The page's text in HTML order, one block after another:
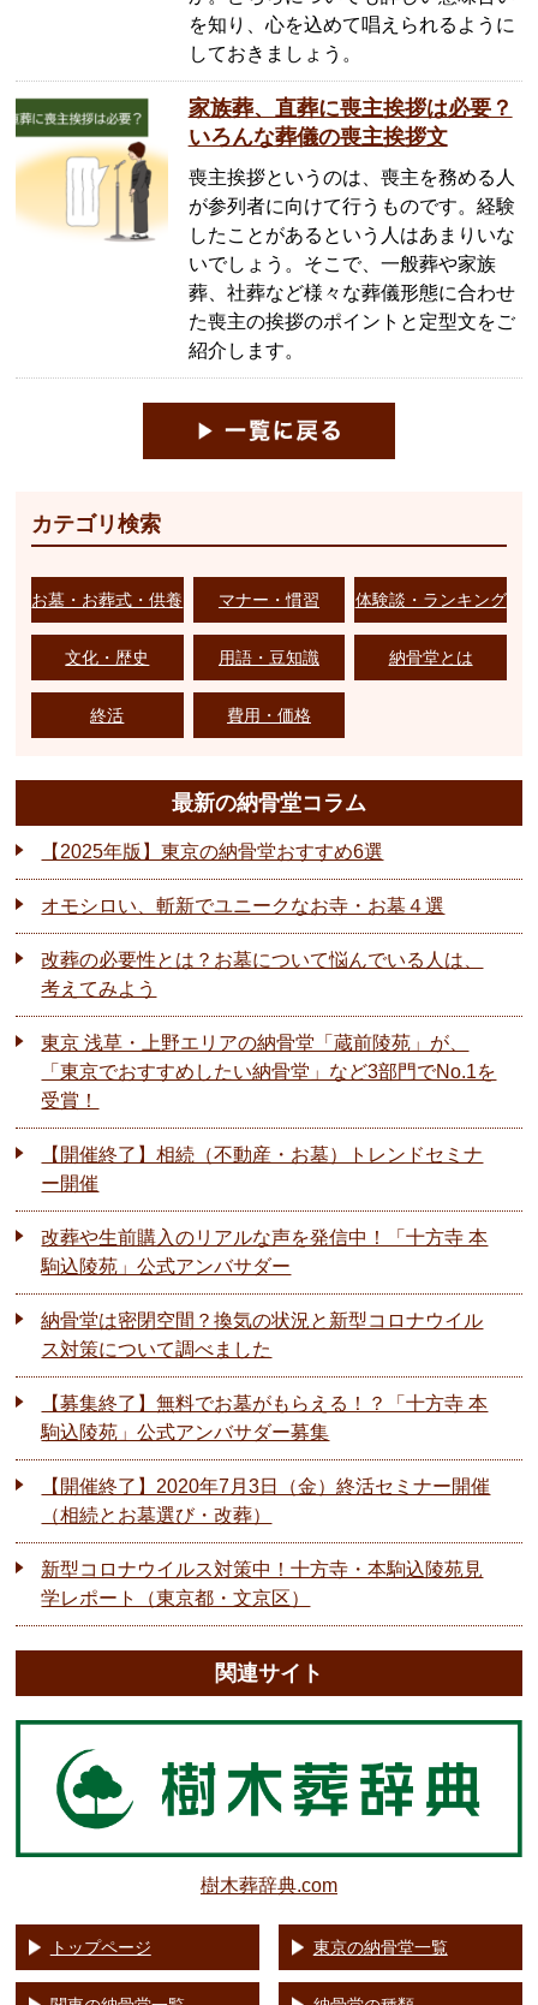
を知り、心を込めて唱えられるように
しておきましょう。
家族葬、直葬に喪主挨拶は必要？
いろんな葬儀の喪主挨拶文
喪主挨拶というのは、喪主を務める人
が参列者に向けて行うものです。経験
したことがあるという人はあまりいな
いでしょう。そこで、一般葬や家族
葬、社葬など様々な葬儀形態に合わせ
た喪主の挨拶のポイントと定型文をご
紹介します。
カテゴリ検索
お墓・お葬式・供養 マナー・慣習 体験談・ランキング
文化・歴史 用語・豆知識 納骨堂とは
終活 費用・価格
最新の納骨堂コラム
【2025年版】東京の納骨堂おすすめ6選
オモシロい、斬新でユニークなお寺・お墓４選
改葬の必要性とは？お墓について悩んでいる人は、
考えてみよう
東京 浅草・上野エリアの納骨堂「蔵前陵苑」が、
「東京でおすすめしたい納骨堂」など3部門でNo.1を
受賞！
【開催終了】相続（不動産・お墓）トレンドセミナ
ー開催
改葬や生前購入のリアルな声を発信中！「十方寺 本
駒込陵苑」公式アンバサダー
納骨堂は密閉空間？換気の状況と新型コロナウイル
ス対策について調べました
【募集終了】無料でお墓がもらえる！？「十方寺 本
駒込陵苑」公式アンバサダー募集
【開催終了】2020年7月3日（金）終活セミナー開催
（相続とお墓選び・改葬）
新型コロナウイルス対策中！十方寺・本駒込陵苑見
学レポート（東京都・文京区）
関連サイト
樹木葬辞典.com
トップページ 東京の納骨堂一覧